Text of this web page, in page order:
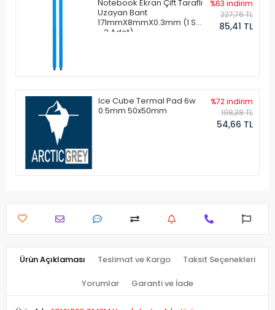
Notebook Ekran Çift Taraflı
Uzayan Bant
171mmX8mmX0.3mm (1 Set
- 2 Adet)
%63 indirim
227,76 TL
85,41 TL
Ice Cube Termal Pad 6w
0.5mm 50x50mm
%72 indirim
198,38 TL
54,66 TL
Ürün Açıklaması Teslimat ve Kargo Taksit Seçenekleri
Yorumlar Garanti ve İade